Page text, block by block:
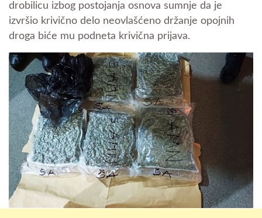
drobilicu izbog postojanja osnova sumnje da je
izvršio krivično delo neovlašćeno držanje opojnih
droga biće mu podneta krivična prijava.